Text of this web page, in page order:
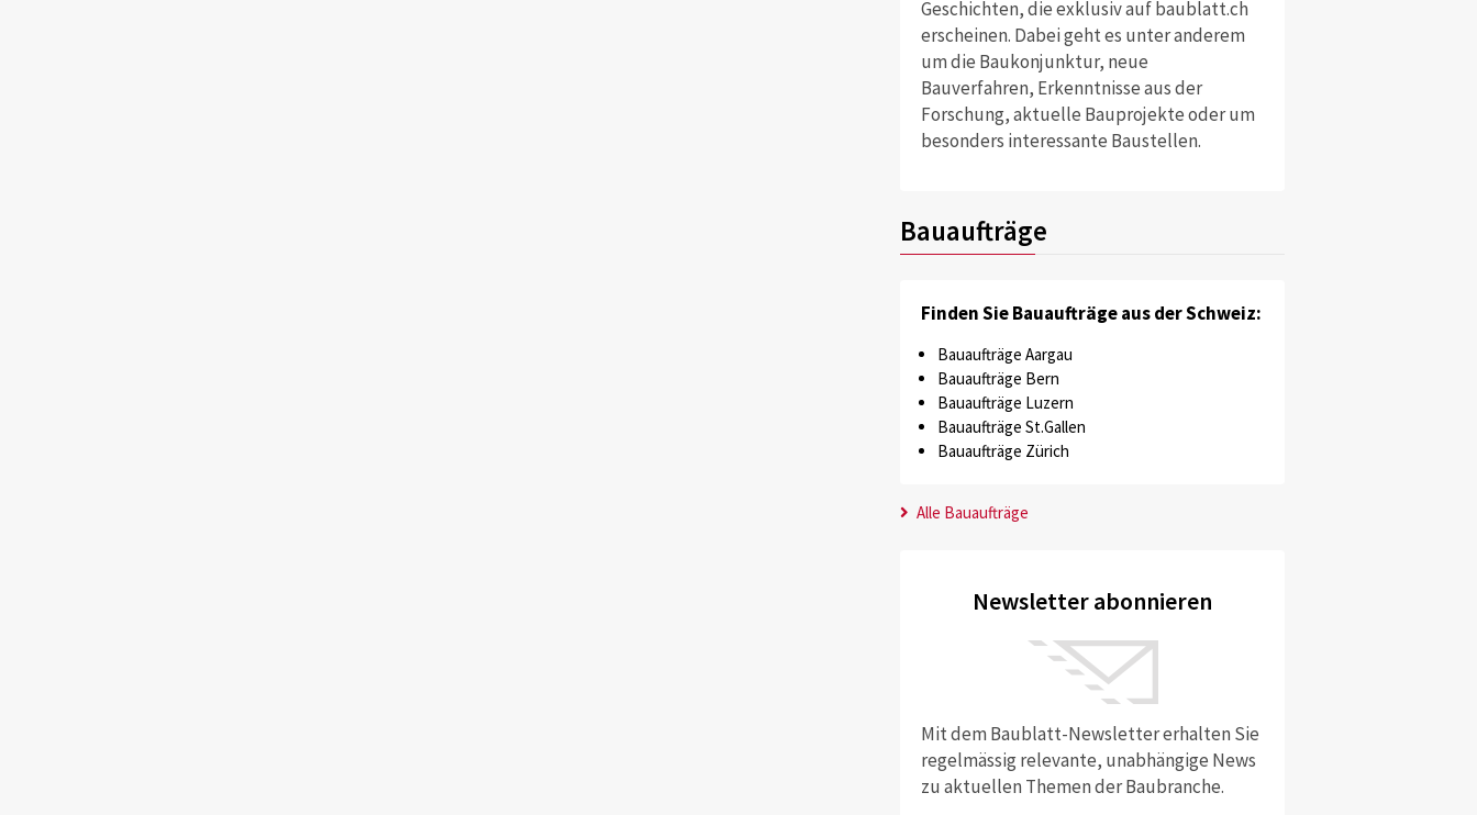
Geschichten, die exklusiv auf baublatt.ch
erscheinen. Dabei geht es unter anderem
um die Baukonjunktur, neue
Bauverfahren, Erkenntnisse aus der
Forschung, aktuelle Bauprojekte oder um
besonders interessante Baustellen.
Bauaufträge
Finden Sie Bauaufträge aus der Schweiz:
Bauaufträge Aargau
Bauaufträge Bern
Bauaufträge Luzern
Bauaufträge St.Gallen
Bauaufträge Zürich
Alle Bauaufträge
Newsletter abonnieren
Mit dem Baublatt-Newsletter erhalten Sie
regelmässig relevante, unabhängige News
zu aktuellen Themen der Baubranche.